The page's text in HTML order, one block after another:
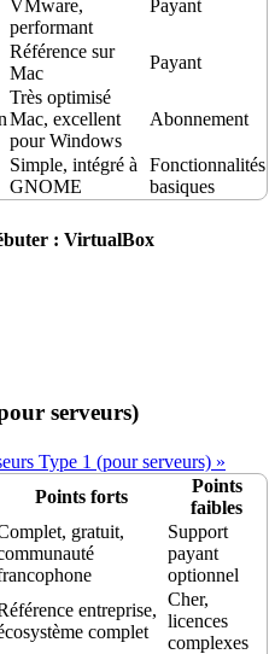
VMware,
performant
Payant
Référence sur
Mac
Payant
Très optimisé
Mac, excellent
pour Windows
Abonnement
Simple, intégré à
GNOME
Fonctionnalités
basiques
: VirtualBox
serveurs)
Type 1 (pour serveurs) »
Points forts
Points
faibles
gratuit,
Support
payant
optionnel
entreprise,
complet
Cher,
licences
complexes